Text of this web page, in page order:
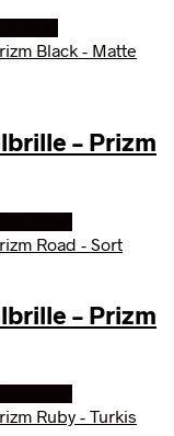
– Prizm
– Prizm